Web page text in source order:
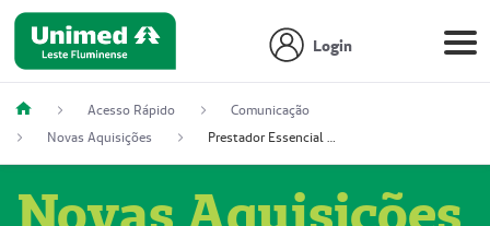
Login
Acesso Rápido
Comunicação
Novas Aquisições
Prestador Essencial Gestão em Saúde Ereli (51004354-7)